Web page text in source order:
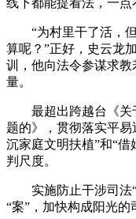
线下都能提看法，一点
“为村里干了活，但
算呢？”正好，史云龙
训，他向法令参谋求
量。
最超出跨越台《关
题的》，贯彻落实平
沉家庭文明扶植”和“
判尺度。
实施防止干涉司法“
“案”，加快构成阳光的